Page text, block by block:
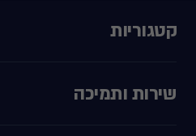
קטגוריות
שירות ותמיכה